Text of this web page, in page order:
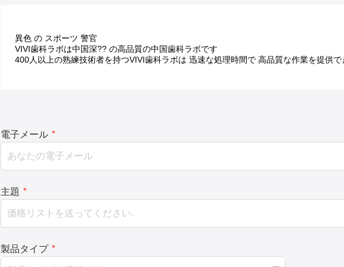
異色 の スポーツ 警官
VIVI歯科ラボは中国深?? の高品質の中国歯科ラボです
400人以上の熟練技術者を持つVIVI歯科ラボは 迅速な処理時間で 高品質な作業を提供で
電子メール *
主題 *
製品タイプ *